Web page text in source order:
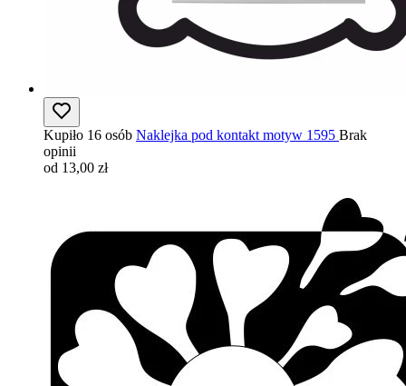
Kupiło 16 osób Naklejka pod kontakt motyw 1595 Brak
opinii
od 13,00 zł